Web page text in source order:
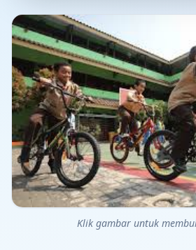
Klik gambar untuk